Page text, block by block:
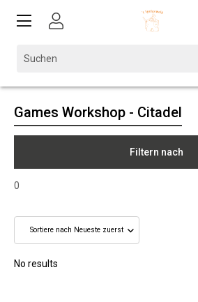
Games Workshop - Citadel
Filtern nach
0
No results